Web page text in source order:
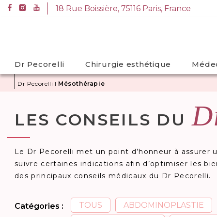
i
18 Rue Boissière, 75116 Paris, France
Dr Pecorelli Chirurgie esthétique
Dr Pecorelli I Mésothérapie
LES CONSEILS DU
Le Dr Pecorelli met un point d’honneur à assurer
suivre certaines indications afin d’optimiser les
des principaux conseils médicaux du Dr Pecorelli.
Catégories : TOUS ABDOMINOPLASTIE